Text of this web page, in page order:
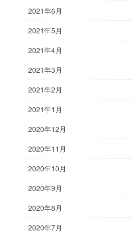
2021年6月
2021年5月
2021年4月
2021年3月
2021年2月
2021年1月
2020年12月
2020年11月
2020年10月
2020年9月
2020年8月
2020年7月